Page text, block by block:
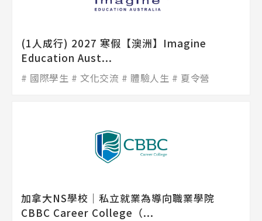
(1人成行) 2027 寒假【澳洲】Imagine
Education Aust...
國際學生 文化交流 體驗人生 夏令營
加拿大NS學校│私立就業為導向職業學院
CBBC Career College（...